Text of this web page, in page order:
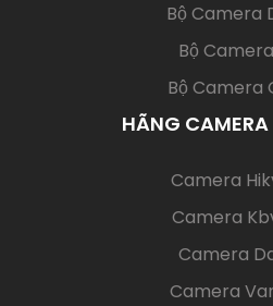
Bộ Camera
Bộ
Bộ Camera
HÃNG
Camera
Camera
Camera
Camera